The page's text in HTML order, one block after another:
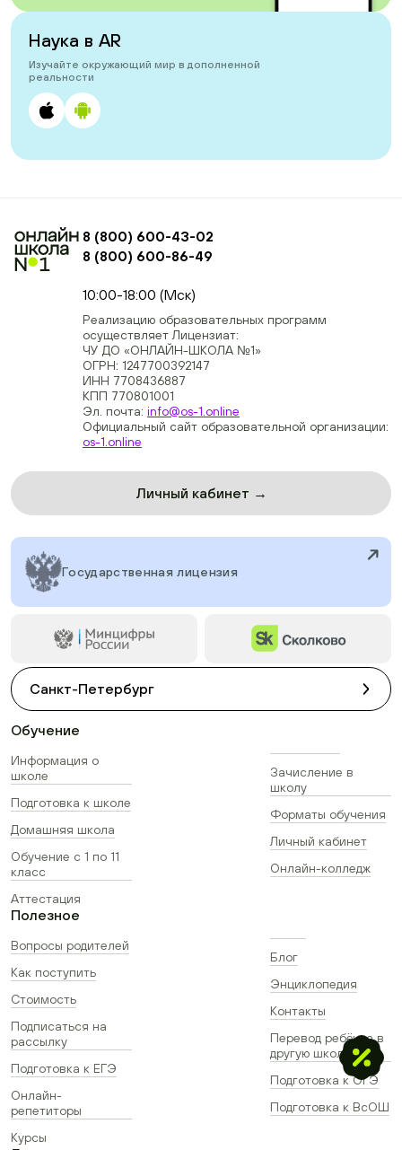
Наука в AR
Изучайте окружающий мир в дополненной
реальности
8 (800) 600-43-02
8 (800) 600-86-49
10:00-18:00 (Мск)
Реализацию образовательных программ
осуществляет Лицензиат:
ЧУ ДО «ОНЛАЙН-ШКОЛА №1»
ОГРН: 1247700392147
ИНН 7708436887
КПП 770801001
Эл. почта: info@os-1.online
Официальный сайт образовательной организации:
os-1.online
Личный кабинет →
Государственная лицензия
Санкт-Петербург
Обучение
Информация о
школе
Подготовка к школе
Домашняя школа
Обучение с 1 по 11
класс
Аттестация
Зачисление в
школу
Форматы обучения
Личный кабинет
Онлайн-колледж
Полезное
Вопросы родителей
Как поступить
Стоимость
Подписаться на
рассылку
Подготовка к ЕГЭ
Онлайн-
репетиторы
Курсы
Блог
Энциклопедия
Контакты
Перевод ребёнка в
другую школу
Подготовка к ОГЭ
Подготовка к ВсОШ